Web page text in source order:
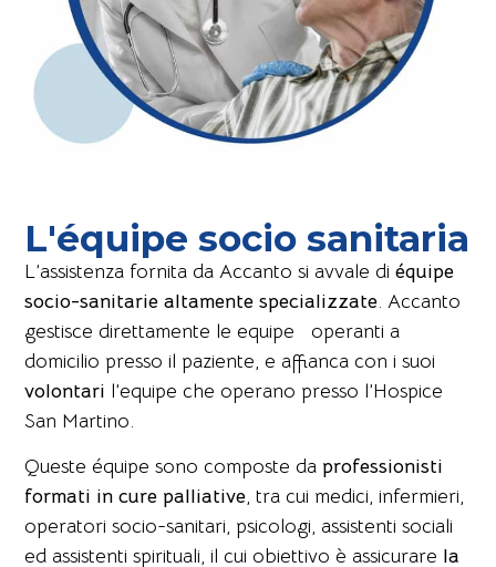
L'équipe socio sanitaria
L’assistenza fornita da Accanto si avvale diéquipe
socio-sanitarie altamente specializzate. Accanto
gestisce direttamente le equipe operanti a
domicilio presso il paziente, e affianca con i suoi
volontari l’equipe che operano presso l’Hospice
San Martino.
Queste équipe sono composte da professionisti
formati in cure palliative, tra cui medici, infermieri,
operatori socio-sanitari, psicologi, assistenti sociali
ed assistenti spirituali, il cui obiettivo è assicurare la